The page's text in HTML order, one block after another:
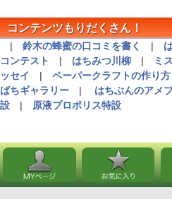
コンテンツもりだくさん！
| 鈴木の蜂蜜の口コミを書く |
コンテスト
| はちみつ川柳 | ミ
ッセイ
| ペーパークラフトの作り方
ばちギャラリー | はちぶんのアメ
設 | 原液プロポリス特設